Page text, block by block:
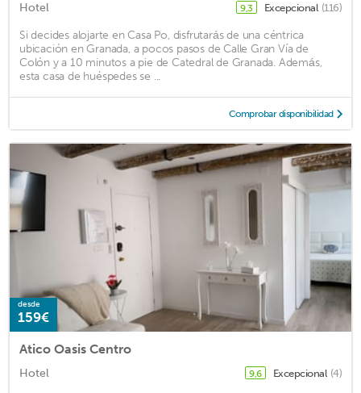
Hotel 9,3 Excepcional (116)
Si decides alojarte en Casa Po, disfrutarás de una céntrica
ubicación en Granada, a pocos pasos de Calle Gran Vía de
Colón y a 10 minutos a pie de Catedral de Granada. Además,
esta casa de huéspedes se ...
Comprobar disponibilidad
desde
159€
Atico Oasis Centro
Hotel 9,6 Excepcional (4)